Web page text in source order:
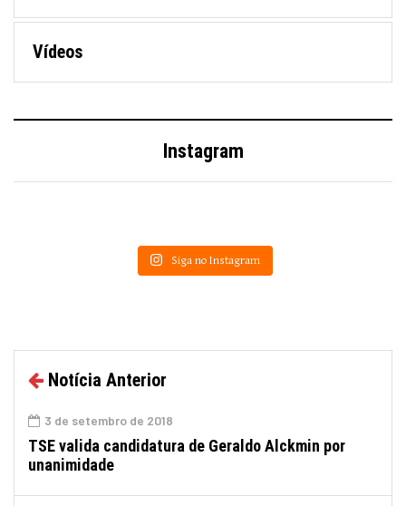
Vídeos
Instagram
Siga no Instagram
Notícia Anterior
3 de setembro de 2018
TSE valida candidatura de Geraldo Alckmin por
unanimidade